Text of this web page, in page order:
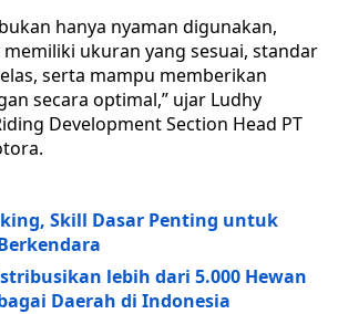
hanya nyaman digunakan,
ukuran yang sesuai, standar
serta mampu memberikan
secara optimal,” ujar Ludhy
Development Section Head PT
Skill Dasar Penting untuk
lebih dari 5.000 Hewan
Daerah di Indonesia